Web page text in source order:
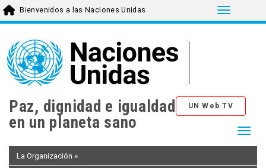
main
content
Toggle
Bienvenidos a las Naciones Unidas
Paz, dignidad e igualdad
en un planeta sano
UN Web TV
La Organización »